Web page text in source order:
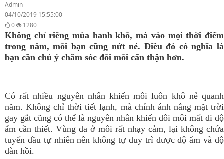
Admin
04/10/2019 15:55:00
0
1280
Không chỉ riêng mùa hanh khô, mà vào mọi thời điểm
trong năm, môi bạn cũng nứt nẻ. Điều đó có nghĩa là
bạn cần chú ý chăm sóc đôi môi cẩn thận hơn.
Có rất nhiều nguyên nhân khiến môi luôn khô nẻ quanh
năm. Không chỉ thời tiết lạnh, mà chính ánh nắng mặt trời
gay gắt cũng có thể là nguyên nhân khiến đôi môi mất đi độ
ẩm cần thiết. Vùng da ở môi rất nhạy cảm, lại không chứa
tuyến dầu tự nhiên nên không tự duy trì được độ ẩm và độ
đàn hồi.